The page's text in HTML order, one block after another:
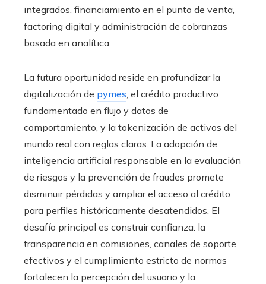
integrados, financiamiento en el punto de venta,
factoring digital y administración de cobranzas
basada en analítica.
La futura oportunidad reside en profundizar la
digitalización de pymes, el crédito productivo
fundamentado en flujo y datos de
comportamiento, y la tokenización de activos del
mundo real con reglas claras. La adopción de
inteligencia artificial responsable en la evaluación
de riesgos y la prevención de fraudes promete
disminuir pérdidas y ampliar el acceso al crédito
para perfiles históricamente desatendidos. El
desafío principal es construir confianza: la
transparencia en comisiones, canales de soporte
efectivos y el cumplimiento estricto de normas
fortalecen la percepción del usuario y la